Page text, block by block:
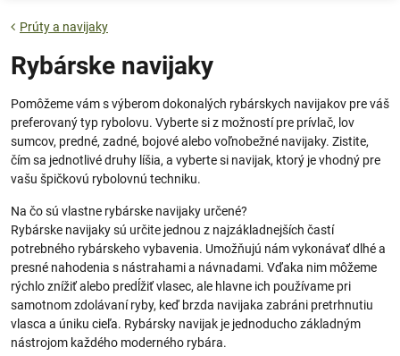
Prúty a navijaky
Rybárske navijaky
Pomôžeme vám s výberom dokonalých rybárskych navijakov pre váš
preferovaný typ rybolovu. Vyberte si z možností pre prívlač, lov
sumcov, predné, zadné, bojové alebo voľnobežné navijaky. Zistite,
čím sa jednotlivé druhy líšia, a vyberte si navijak, ktorý je vhodný pre
vašu špičkovú rybolovnú techniku.
Na čo sú vlastne rybárske navijaky určené?
Rybárske navijaky sú určite jednou z najzákladnejších častí
potrebného rybárskeho vybavenia. Umožňujú nám vykonávať dlhé a
presné nahodenia s nástrahami a návnadami. Vďaka nim môžeme
rýchlo znížiť alebo predĺžiť vlasec, ale hlavne ich používame pri
samotnom zdolávaní ryby, keď brzda navijaka zabráni pretrhnutiu
vlasca a úniku cieľa. Rybársky navijak je jednoducho základným
nástrojom každého moderného rybára.